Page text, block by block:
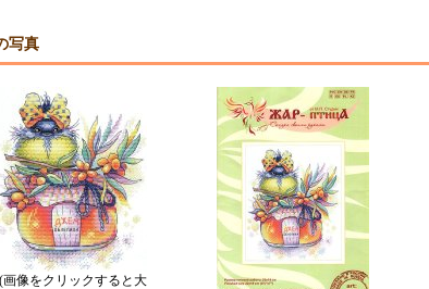
写真
(画像をクリックすると大